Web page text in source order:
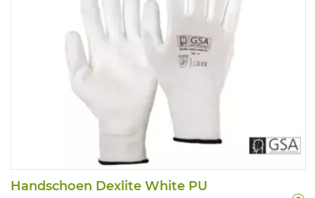
Handschoen Dexlite White PU